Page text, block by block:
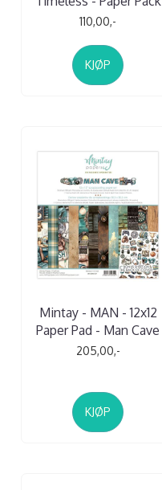
110,00,-
KJØP
Mintay - MAN - 12x12
Paper Pad - Man Cave
205,00,-
KJØP